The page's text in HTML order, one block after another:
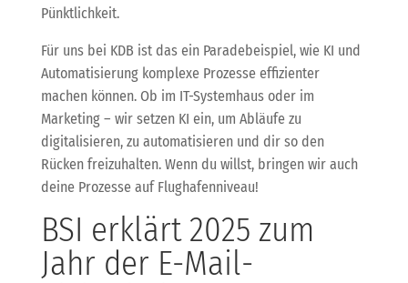
Pünktlichkeit.
Für uns bei KDB ist das ein Paradebeispiel, wie KI und
Automatisierung komplexe Prozesse effizienter
machen können. Ob im IT-Systemhaus oder im
Marketing – wir setzen KI ein, um Abläufe zu
digitalisieren, zu automatisieren und dir so den
Rücken freizuhalten. Wenn du willst, bringen wir auch
deine Prozesse auf Flughafenniveau!
BSI erklärt 2025 zum
Jahr der E-Mail-